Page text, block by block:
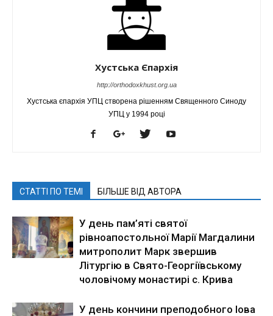
Хустська Єпархія
http://orthodoxkhust.org.ua
Хустська єпархія УПЦ створена рішенням Священного Синоду
УПЦ у 1994 році
СТАТТІ ПО ТЕМІ БІЛЬШЕ ВІД АВТОРА
У день пам’яті святої
рівноапостольної Марії Магдалини
митрополит Марк звершив
Літургію в Свято-Георгіївському
чоловічому монастирі с. Крива
У день кончини преподобного Іова